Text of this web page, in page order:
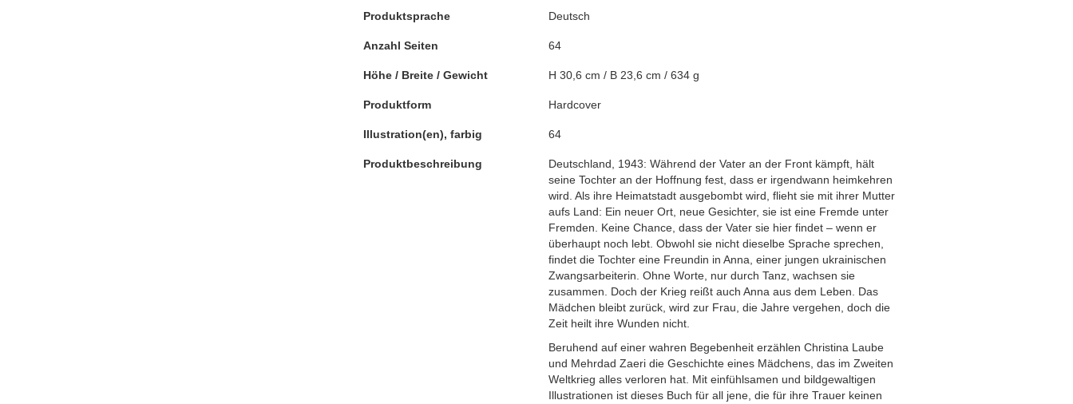
Produktsprache Deutsch
Anzahl Seiten 64
Höhe / Breite / Gewicht H 30,6 cm / B 23,6 cm / 634 g
Produktform Hardcover
Illustration(en), farbig 64
Produktbeschreibung
Deutschland, 1943: Während der Vater an der Front kämpft, hält
seine Tochter an der Hoffnung fest, dass er irgendwann heimkehren
wird. Als ihre Heimatstadt ausgebombt wird, flieht sie mit ihrer Mutter
aufs Land: Ein neuer Ort, neue Gesichter, sie ist eine Fremde unter
Fremden. Keine Chance, dass der Vater sie hier findet – wenn er
überhaupt noch lebt. Obwohl sie nicht dieselbe Sprache sprechen,
findet die Tochter eine Freundin in Anna, einer jungen ukrainischen
Zwangsarbeiterin. Ohne Worte, nur durch Tanz, wachsen sie
zusammen. Doch der Krieg reißt auch Anna aus dem Leben. Das
Mädchen bleibt zurück, wird zur Frau, die Jahre vergehen, doch die
Zeit heilt ihre Wunden nicht.
Beruhend auf einer wahren Begebenheit erzählen Christina Laube
und Mehrdad Zaeri die Geschichte eines Mädchens, das im Zweiten
Weltkrieg alles verloren hat. Mit einfühlsamen und bildgewaltigen
Illustrationen ist dieses Buch für all jene, die für ihre Trauer keinen